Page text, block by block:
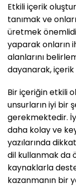
Etkili içerik
tanımak ve
üretmek
yaparak onların
alanlarını
dayanarak,
Bir içeriğin etkili
unsurların iyi bir
gerekmektedir.
daha kolay ve
yazılarında
dil kullanmak da
kaynaklarla
kazanmanın bir